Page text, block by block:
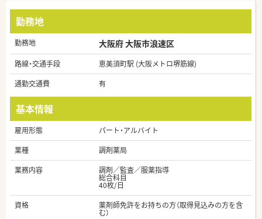
勤務地
勤務地 大阪府 大阪市浪速区
路線・交通手段
恵美須町駅 (大阪メトロ堺筋線)
通勤交通費
有
基本情報
雇用形態
パート・アルバイト
業種
調剤薬局
業務内容
調剤／監査／服薬指導
総合科目
40枚/日
資格
薬剤師免許をお持ちの方（取得見込みの方を含
む）